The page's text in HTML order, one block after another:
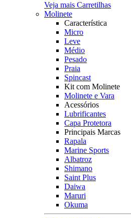
Veja mais Carretilhas
Molinete
Característica
Micro
Leve
Médio
Pesado
Praia
Spincast
Kit com Molinete
Molinete e Vara
Acessórios
Lubrificantes
Capa Protetora
Principais Marcas
Rapala
Marine Sports
Albatroz
Shimano
Saint Plus
Daiwa
Maruri
Okuma